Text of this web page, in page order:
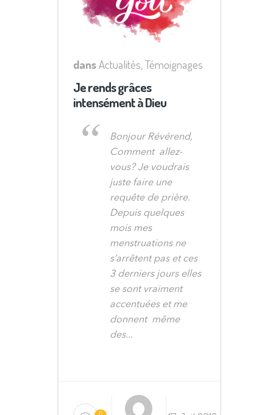
dansActualités,Témoignages
Je rends grâces
intensément à Dieu
Bonjour Révérend,
Comment allez-
vous? Je voudrais
juste faire une
requête de prière.
Depuis quelques
mois mes
menstruations ne
s’arrêtent pas et ces
3 derniers jours elles
se sont vraiment
accentuées et me
donnent même
des...